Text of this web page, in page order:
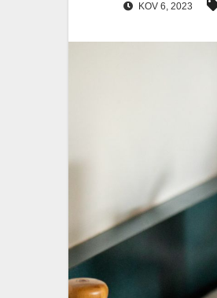
KOV 6, 2023